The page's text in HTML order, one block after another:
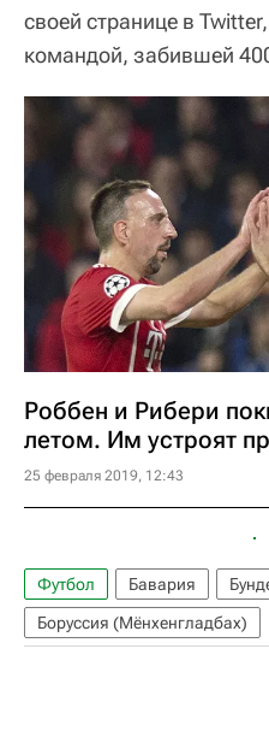
своей странице в
командой, забившей
Роббен и Рибери
летом. Им устроят
25 февраля 2019, 12:43
Футбол Бавария
Боруссия (Мёнхенгладбах)